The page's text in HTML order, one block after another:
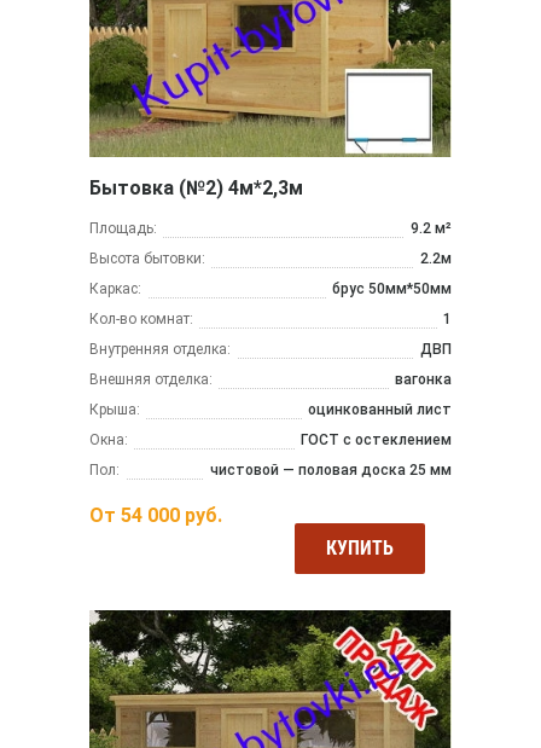
Бытовка (№2) 4м*2,3м
Площадь:
9.2 м²
Высота бытовки:
2.2м
Каркас:
брус 50мм*50мм
Кол-во комнат:
1
Внутренняя отделка:
ДВП
Внешняя отделка:
вагонка
Крыша:
оцинкованный лист
Окна:
ГОСТ с остеклением
Пол:
чистовой — половая доска 25 мм
От 54 000 руб.
КУПИТЬ